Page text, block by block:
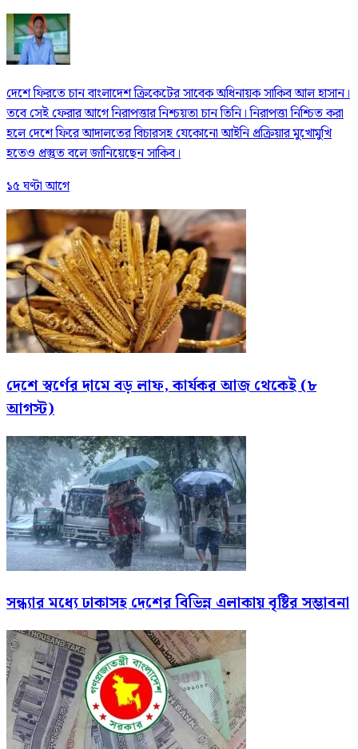
দেশে ফিরতে চান বাংলাদেশ ক্রিকেটের সাবেক অধিনায়ক সাকিব আল হাসান।
তবে সেই ফেরার আগে নিরাপত্তার নিশ্চয়তা চান তিনি। নিরাপত্তা নিশ্চিত করা
হলে দেশে ফিরে আদালতের বিচারসহ যেকোনো আইনি প্রক্রিয়ার মুখোমুখি
হতেও প্রস্তুত বলে জানিয়েছেন সাকিব।
১৫ ঘণ্টা আগে
দেশে স্বর্ণের দামে বড় লাফ, কার্যকর আজ থেকেই (৮
আগস্ট)
সন্ধ্যার মধ্যে ঢাকাসহ দেশের বিভিন্ন এলাকায় বৃষ্টির সম্ভাবনা